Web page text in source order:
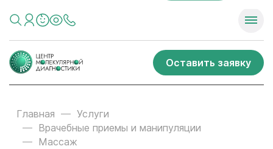
Оставить заявку
Главная
Услуги
Врачебные приемы и манипуляции
Массаж